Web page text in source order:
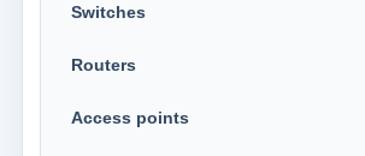
Switches
Routers
Access points